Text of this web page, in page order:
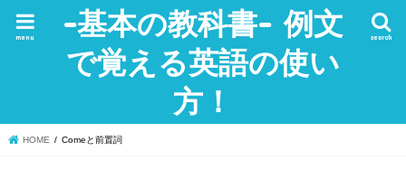
-基本の教科書- 例文
で覚える英語の使い
方！
search
menu
HOME Comeと前置詞